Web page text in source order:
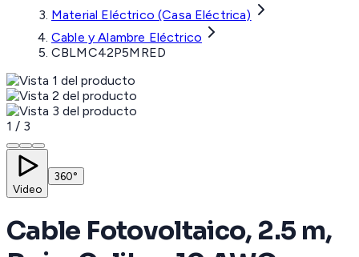
Material Eléctrico (Casa Eléctrica)
Cable y Alambre Eléctrico
CBLMC42P5MRED
1 / 3
Video
360°
Cable Fotovoltaico, 2.5 m,